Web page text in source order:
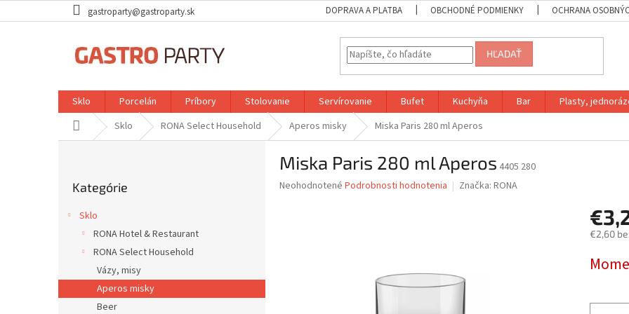
na
gastroparty@gastroparty.sk DOPRAVA A PLATBA OBCHODNÉ PODMIENKY OCHRANA
HĽADAŤ
Sklo Porcelán Príbory Stolovanie Servírovanie Bufet Kuchyňa Bar Plasty,
DomovSklo RONA Select Household Aperos misky Miska Paris 280 ml Aperos
kategórie
Kategórie
Sklo
RONA Hotel & Restaurant
RONA Select Household
Vázy, misy
Aperos misky
Beer
Miska Paris 280 ml Aperos 4405 280
Priemerné
Neohodnotené Podrobnosti hodnotenia Značka: RONA
€2,60
cena: